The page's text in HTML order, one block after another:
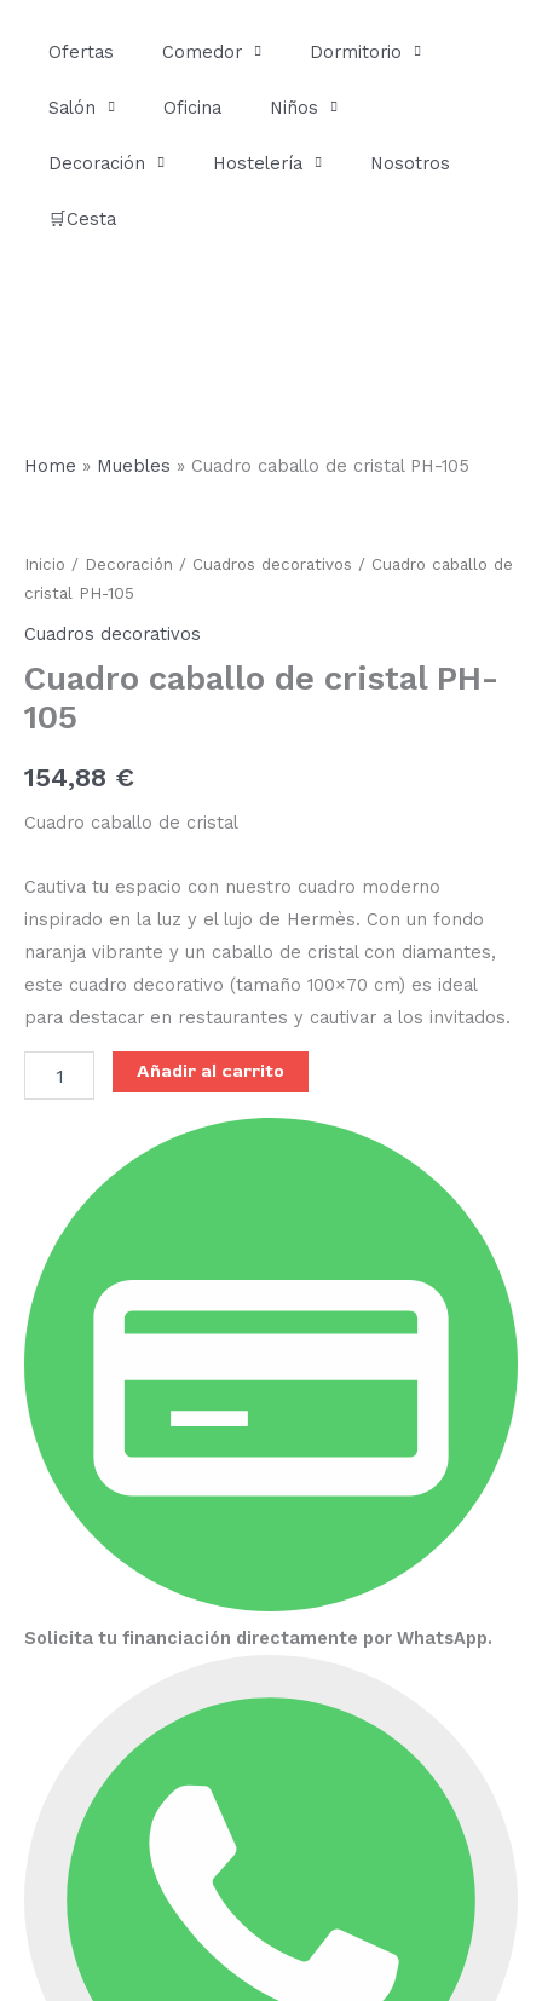
Ofertas Comedor Dormitorio
Salón Oficina Niños
Decoración Hostelería Nosotros
🛒Cesta
Home » Muebles » Cuadro caballo de cristal PH-105
Inicio / Decoración / Cuadros decorativos / Cuadro caballo de
cristal PH-105
Cuadros decorativos
Cuadro caballo de cristal PH-
105
154,88 €
Cuadro caballo de cristal
Cautiva tu espacio con nuestro cuadro moderno
inspirado en la luz y el lujo de Hermès. Con un fondo
naranja vibrante y un caballo de cristal con diamantes,
este cuadro decorativo (tamaño 100×70 cm) es ideal
para destacar en restaurantes y cautivar a los invitados.
cristal
PH-
cantidad
Añadir al carrito
Solicita tu financiación directamente por WhatsApp.